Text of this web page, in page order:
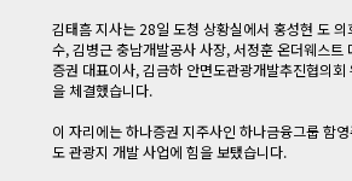
김태흠 지사는 28일 도청 상황실에서 홍성현 도
수, 김병근 충남개발공사 사장, 서정훈 온더웨스트
증권 대표이사, 김금하 안면도관광개발추진협의
을 체결했습니다.
이 자리에는 하나증권 지주사인 하나금융그룹 함
도 관광지 개발 사업에 힘을 보탰습니다.